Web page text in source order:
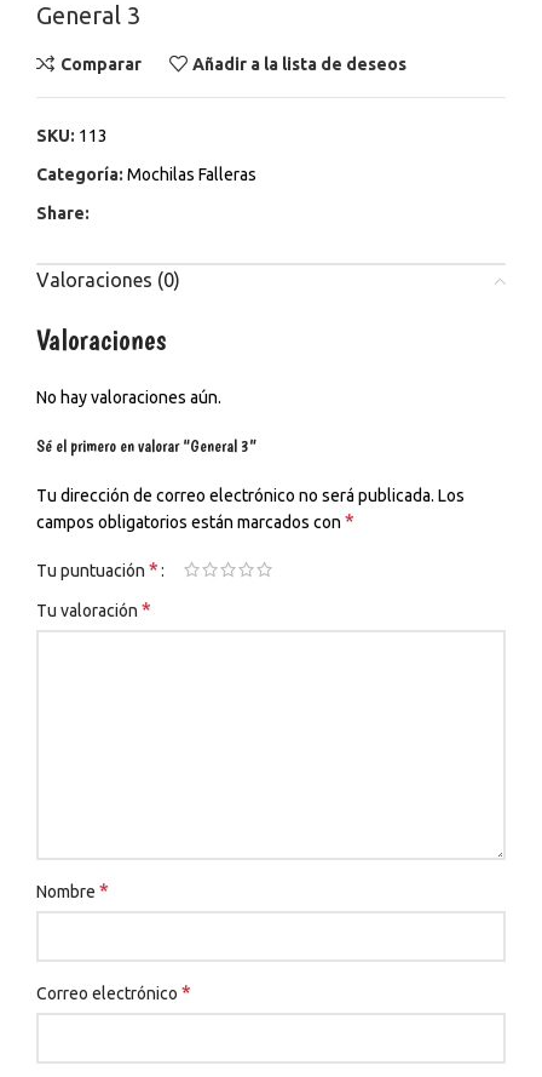
General 3
Comparar Añadir a la lista de deseos
SKU: 113
Categoría: Mochilas Falleras
Share:
Valoraciones (0)
Valoraciones
No hay valoraciones aún.
Sé el primero en valorar “General 3”
Tu dirección de correo electrónico no será publicada. Los
campos obligatorios están marcados con *
Tu puntuación *
Tu valoración *
Nombre *
Correo electrónico *